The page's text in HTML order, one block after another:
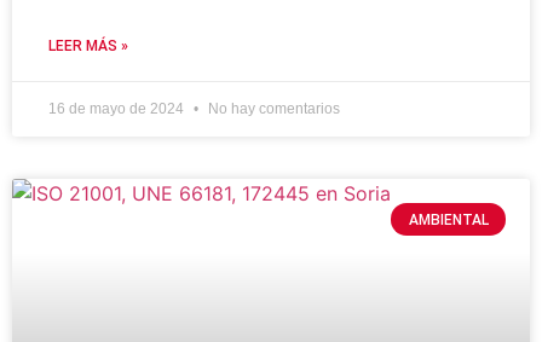
LEER MÁS »
16 de mayo de 2024 No hay comentarios
AMBIENTAL